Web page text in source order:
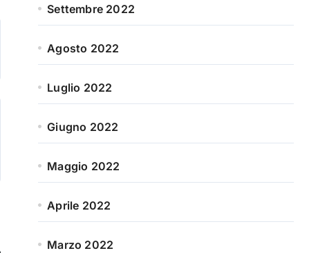
Settembre 2022
Agosto 2022
Luglio 2022
Giugno 2022
Maggio 2022
Aprile 2022
Marzo 2022